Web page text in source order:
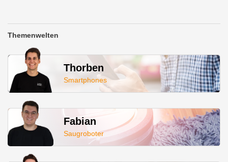
Themenwelten
Thorben
Smartphones
Fabian
Saugroboter